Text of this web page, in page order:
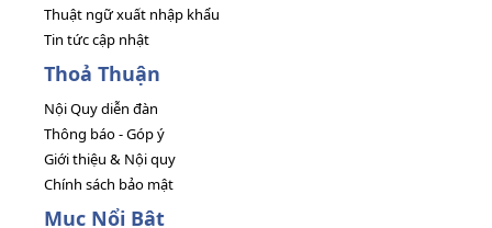
Thuật ngữ xuất nhập khẩu
Tin tức cập nhật
Thoả Thuận
Nội Quy diễn đàn
Thông báo - Góp ý
Giới thiệu & Nội quy
Chính sách bảo mật
Mục Nổi Bật